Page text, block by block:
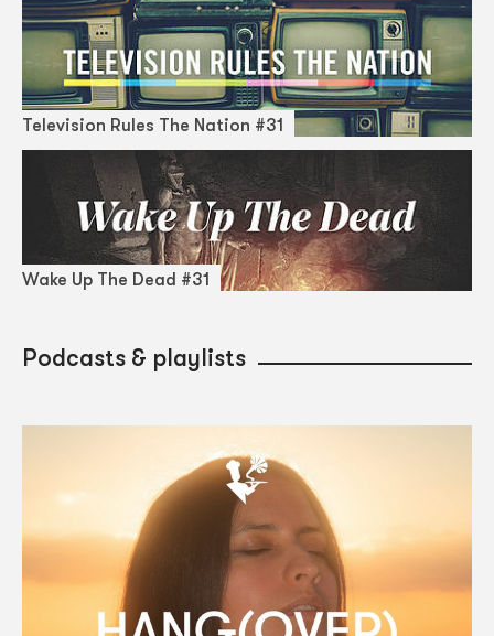
Television Rules The Nation #31
Wake Up The Dead #31
Podcasts & playlists